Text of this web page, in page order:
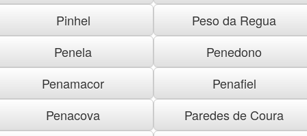
Pinhel
Peso da Regua
Penela
Penedono
Penamacor
Penafiel
Penacova
Paredes de Coura